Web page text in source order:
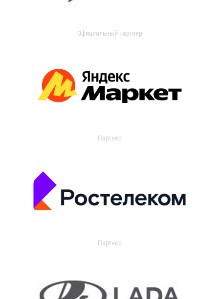
Официальный партнер
Партнер
Партнер